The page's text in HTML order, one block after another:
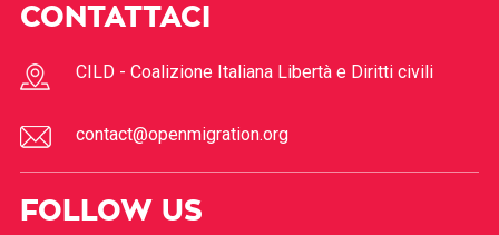
CONTATTACI
CILD - Coalizione Italiana Libertà e Diritti civili
contact@openmigration.org
FOLLOW US